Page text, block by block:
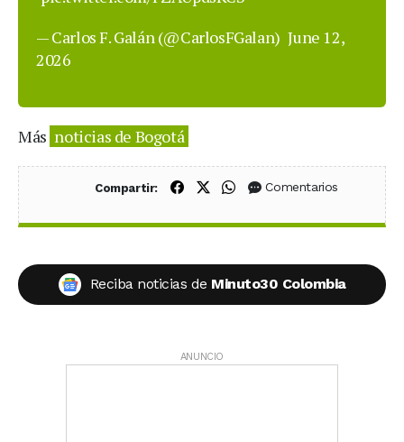
— Carlos F. Galán (@CarlosFGalan) June 12,
2026
Más noticias de Bogotá
Compartir: Compartir en Facebook
Compartir en X (Twitter)
Compartir en WhatsApp
Comentarios
Reciba noticias de Minuto30 Colombia
ANUNCIO